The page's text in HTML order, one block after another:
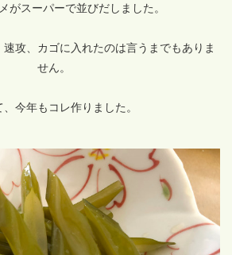
がスーパーで並びだしました。
攻、カゴに入れたのは言うまでもありま
せん。
、今年もコレ作りました。